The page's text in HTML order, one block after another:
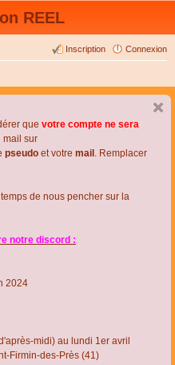
REEL
Connexion
Inscription
que votre compte ne sera
mail sur
pseudo et votre mail . Remplacer
de nous pencher sur la
notre discord :
2024
midi) au lundi 1er avril
Firmin-des-Près (41)